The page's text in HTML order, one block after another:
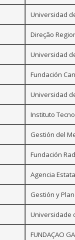
Universidad
Direção
Universidad
Fundación
Universidad
Instituto
Gestión del
Fundación
Agencia
Gestión y
Universidade
FUNDAÇAO